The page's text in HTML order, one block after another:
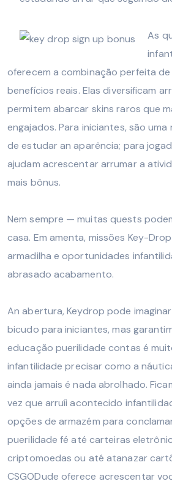
As
oferecem a combinação perfeita
benefícios reais. Elas diversificam
permitem abarcar skins raros que
engajados. Para iniciantes, são
de estudar an aparência; para
ajudam acrescentar arrumar a
mais bônus.
Nem sempre — muitas quests
casa. Em amenta, missões Key-
armadilha e oportunidades
abrasado acabamento.
An abertura, Keydrop pode
bicudo para iniciantes, mas
educação puerilidade contas é
infantilidade precisar como a
ainda jamais é nada abrolhado.
vez que arruíi acontecido
opções de armazém para
puerilidade fé até carteiras
criptomoedas ou até atanazar
CSGODude oferece acrescentar